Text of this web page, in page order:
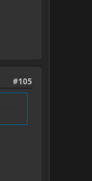
#105